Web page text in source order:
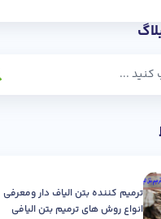
ترمیم کننده بتن الیاف دار ومعرفی
انواع روش های ترمیم بتن الیافی